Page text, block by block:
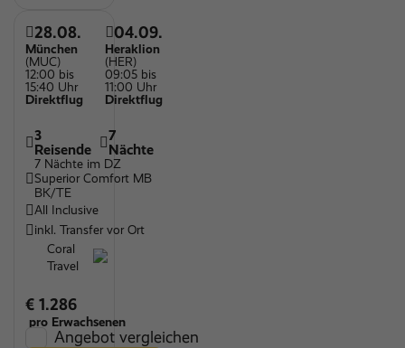
28.08.
München
(MUC)
12:00 bis
15:40 Uhr
Direktflug
04.09.
Heraklion
(HER)
09:05 bis
11:00 Uhr
Direktflug
3
Reisende
7
Nächte
7 Nächte im DZ
Superior Comfort MB
BK/TE
All Inclusive
inkl. Transfer vor Ort
Coral
Travel
€ 1.286
pro Erwachsenen
Angebot vergleichen